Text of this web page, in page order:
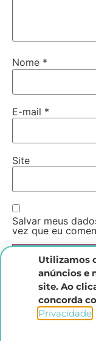
Nome *
E-mail *
Site
Salvar meus
vez que eu
Utilizamos
anúncios e
site. Ao
concorda
Privacidade.​